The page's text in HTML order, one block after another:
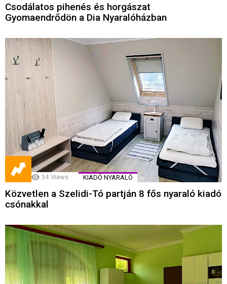
Csodálatos pihenés és horgászat
Gyomaendrődön a Dia Nyaralóházban
34 Views KIADÓ NYARALÓ
Közvetlen a Szelidi-Tó partján 8 fős nyaraló kiadó
csónakkal